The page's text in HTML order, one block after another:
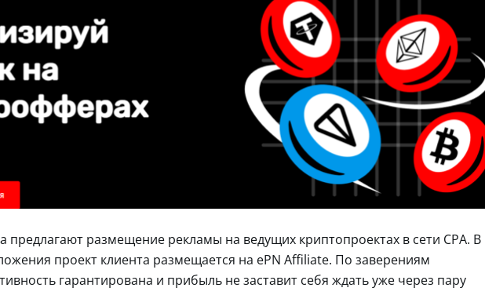
предлагают размещение рекламы на ведущих криптопроектах в сети СРА. В
проект клиента размещается на ePN Affiliate. По заверениям
гарантирована и прибыль не заставит себя ждать уже через пару